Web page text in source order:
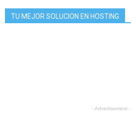
TU MEJOR SOLUCION EN HOSTING
- Advertisement -